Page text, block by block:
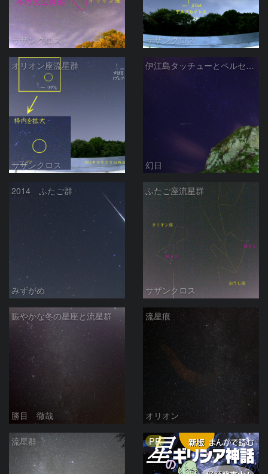
サザンクロス サザンクロス
オリオン座流星群
サザンクロス
伊江島タッチューとペルセウス座流星群
幻日
2014 ふたご群
みずがめ
ふたご座流星群
サザンクロス
賑やかな冬の星座と流星群
勝目 徹哉
流星痕
オリオン
流星群 PR